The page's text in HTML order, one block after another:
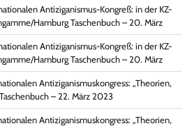
Antiziganismus-Kongreß: in der KZ-
Hamburg Taschenbuch – 20. März
Antiziganismus-Kongreß: in der KZ-
Hamburg Taschenbuch – 20. März
Antiziganismuskongress: „Theorien,
– 22. März 2023
Antiziganismuskongress: „Theorien,